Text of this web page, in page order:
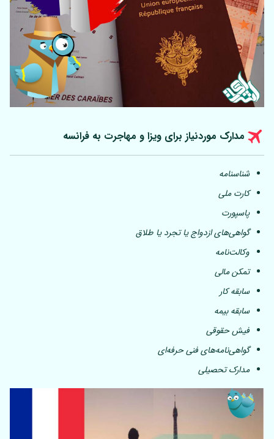
مدارک موردنیاز برای ویزا و مهاجرت به فرانسه
شناسنامه
کارت ملی
پاسپورت
گواهی‌های ازدواج یا تجرد یا طلاق
وکالت‌نامه
تمکن مالی
سابقه کار
سابقه بیمه
فیش حقوقی
گواهی‌نامه‌های فنی حرفه‌ای
مدارک تحصیلی